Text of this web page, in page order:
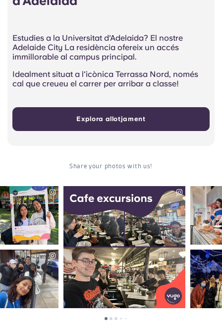
Estudies a la Universitat d'Adelaida? El nostre
Adelaide City La residència ofereix un accés
immillorable al campus principal.
Idealment situat a l'icònica Terrassa Nord, només
cal que creueu el carrer per arribar a classe!
Explora allotjament